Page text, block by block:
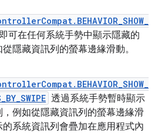
即可在任何系統手勢中顯示隱藏的
隱藏資訊列的螢幕邊緣滑動。
透過系統手勢暫時顯示
例如從隱藏資訊列的螢幕邊緣滑
系統資訊列會疊加在應用程式內